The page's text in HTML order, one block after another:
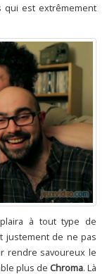
qui est extrêmement
à tout type de
justement de ne pas
rendre savoureux le
plus de Chroma. Là